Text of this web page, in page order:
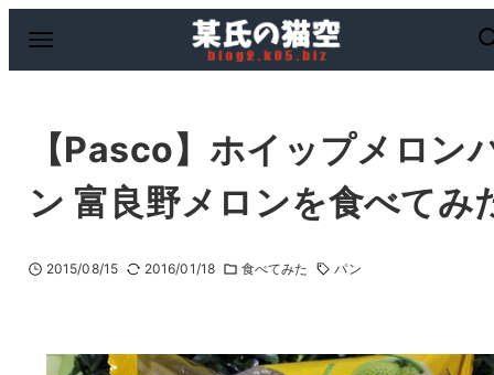
【Pasco】ホイップメロン
ン 富良野メロンを食べてみ
2015/08/15 2016/01/18 食べてみた パン